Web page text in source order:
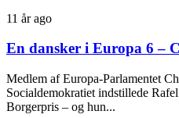
11 år ago
En dansker i Europa 6 –
Medlem af Europa-Parlamentet
Socialdemokratiet indstillede
Borgerpris – og hun...